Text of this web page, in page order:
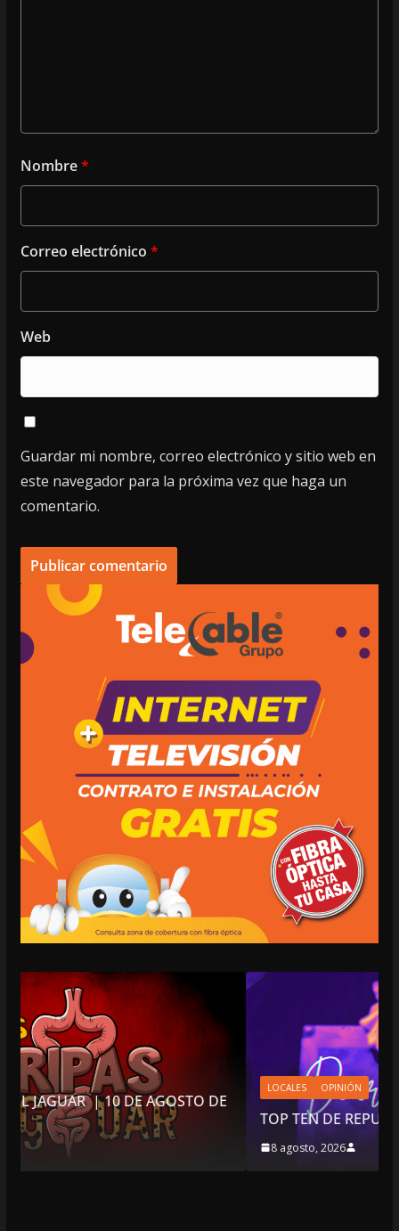
Nombre*
Correo electrónico *
Web
Guardar mi nombre, correo electrónico y sitio web en
este navegador para la próxima vez que haga un
comentario.
DE
LOCALES OPINIÓN
TOP TEN DE REPUDIADOS (2)